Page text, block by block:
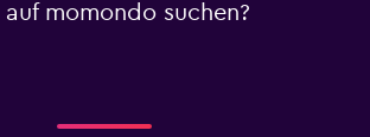
momondo suchen?